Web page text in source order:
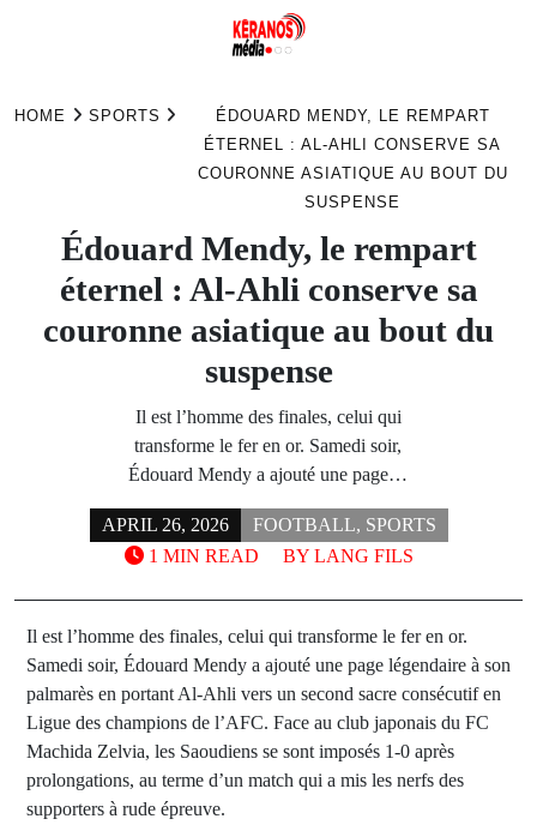
HOME SPORTS
ÉDOUARD MENDY, LE REMPART
ÉTERNEL : AL-AHLI CONSERVE SA
COURONNE ASIATIQUE AU BOUT DU
SUSPENSE
Édouard Mendy, le rempart
éternel : Al-Ahli conserve sa
couronne asiatique au bout du
suspense
Il est l’homme des finales, celui qui
transforme le fer en or. Samedi soir,
Édouard Mendy a ajouté une page…
APRIL 26, 2026 FOOTBALL, SPORTS
BY LANG FILS
1 MIN READ
Il est l’homme des finales, celui qui transforme le fer en or.
Samedi soir, Édouard Mendy a ajouté une page légendaire à son
palmarès en portant Al-Ahli vers un second sacre consécutif en
Ligue des champions de l’AFC. Face au club japonais du FC
Machida Zelvia, les Saoudiens se sont imposés 1-0 après
prolongations, au terme d’un match qui a mis les nerfs des
supporters à rude épreuve.